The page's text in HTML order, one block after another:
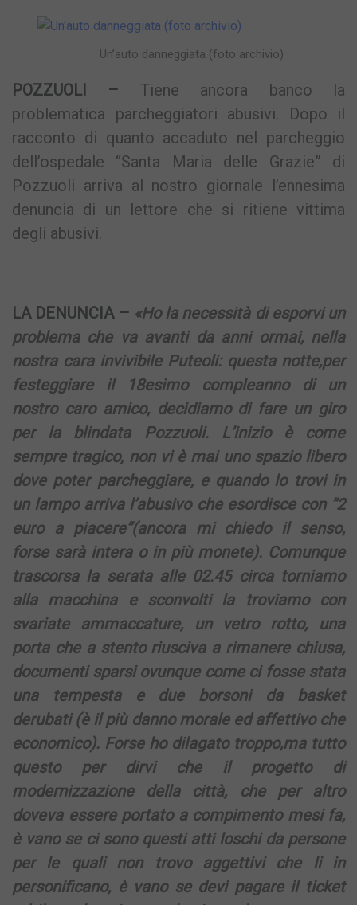
Un’auto danneggiata (foto archivio)
POZZUOLI – Tiene ancora banco la
problematica parcheggiatori abusivi. Dopo il
racconto di quanto accaduto nel parcheggio
dell’ospedale “Santa Maria delle Grazie” di
Pozzuoli arriva al nostro giornale l’ennesima
denuncia di un lettore che si ritiene vittima
degli abusivi.
LA DENUNCIA – «Ho la necessità di esporvi un
problema che va avanti da anni ormai, nella
nostra cara invivibile Puteoli: questa notte,per
festeggiare il 18esimo compleanno di un
nostro caro amico, decidiamo di fare un giro
per la blindata Pozzuoli. L’inizio è come
sempre tragico, non vi è mai uno spazio libero
dove poter parcheggiare, e quando lo trovi in
un lampo arriva l’abusivo che esordisce con “2
euro a piacere”(ancora mi chiedo il senso,
forse sarà intera o in più monete). Comunque
trascorsa la serata alle 02.45 circa torniamo
alla macchina e sconvolti la troviamo con
svariate ammaccature, un vetro rotto, una
porta che a stento riusciva a rimanere chiusa,
documenti sparsi ovunque come ci fosse stata
una tempesta e due borsoni da basket
derubati (è il più danno morale ed affettivo che
economico). Forse ho dilagato troppo,ma tutto
questo per dirvi che il progetto di
modernizzazione della città, che per altro
doveva essere portato a compimento mesi fa,
è vano se ci sono questi atti loschi da persone
per le quali non trovo aggettivi che li in
personificano, è vano se devi pagare il ticket